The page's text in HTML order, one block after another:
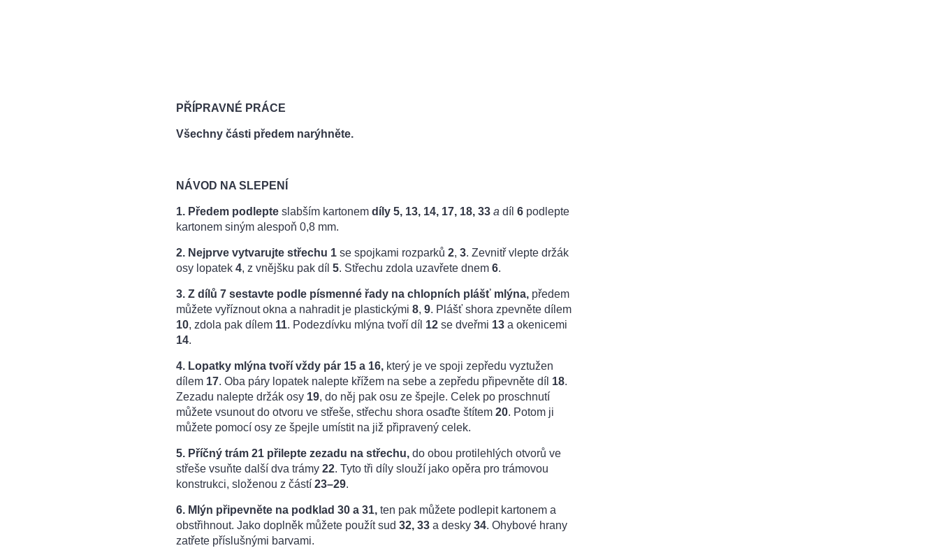
PŘÍPRAVNÉ PRÁCE
Všechny části předem narýhněte.
NÁVOD NA SLEPENÍ
1. Předem podlepte slabším kartonem díly 5, 13, 14, 17, 18, 33 a díl 6 podlepte
kartonem siným alespoň 0,8 mm.
2. Nejprve vytvarujte střechu 1 se spojkami rozparků 2, 3. Zevnitř vlepte držák
osy lopatek 4, z vnějšku pak díl 5. Střechu zdola uzavřete dnem 6.
3. Z dílů 7 sestavte podle písmenné řady na chlopních plášť mlýna, předem
můžete vyříznout okna a nahradit je plastickými 8, 9. Plášť shora zpevněte dílem
10, zdola pak dílem 11. Podezdívku mlýna tvoří díl 12 se dveřmi 13 a okenicemi
14.
4. Lopatky mlýna tvoří vždy pár 15 a 16, který je ve spoji zepředu vyztužen
dílem 17. Oba páry lopatek nalepte křížem na sebe a zepředu připevněte díl 18.
Zezadu nalepte držák osy 19, do něj pak osu ze špejle. Celek po proschnutí
můžete vsunout do otvoru ve střeše, střechu shora osaďte štítem 20. Potom ji
můžete pomocí osy ze špejle umístit na již připravený celek.
5. Příčný trám 21 přilepte zezadu na střechu, do obou protilehlých otvorů ve
střeše vsuňte další dva trámy 22. Tyto tři díly slouží jako opěra pro trámovou
konstrukci, složenou z částí 23–29.
6. Mlýn připevněte na podklad 30 a 31, ten pak můžete podlepit kartonem a
obstřihnout. Jako doplněk můžete použít sud 32, 33 a desky 34. Ohybové hrany
zatřete příslušnými barvami.